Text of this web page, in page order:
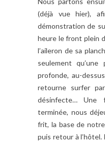
(déjà vue hier),
démonstration de
heure le front plein
l’aileron de sa
seulement
profonde, au-
retourne surfer
désinfecte…
terminée, nous
frit, la base de
puis retour à